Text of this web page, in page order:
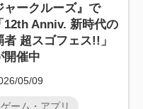
ャークルーズ』で
12th Anniv. 新時代の
者 超スゴフェス!!」
開催中
05/09
ゲーム・アプリ